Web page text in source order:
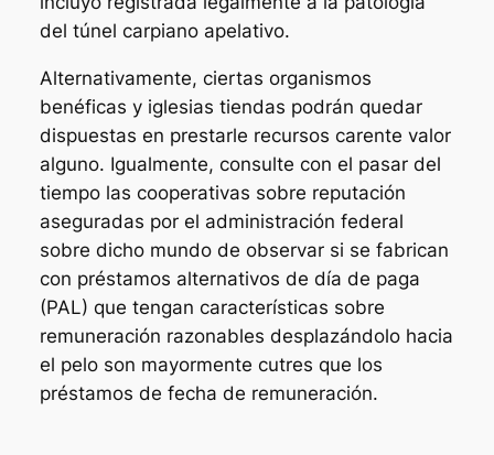
del túnel carpiano apelativo.
Alternativamente, ciertas organismos
benéficas y iglesias tiendas podrán quedar
dispuestas en prestarle recursos carente valor
alguno. Igualmente, consulte con el pasar del
tiempo las cooperativas sobre reputación
aseguradas por el administración federal
sobre dicho mundo de observar si se fabrican
con préstamos alternativos de día de paga
(PAL) que tengan características sobre
remuneración razonables desplazándolo hacia
el pelo son mayormente cutres que los
préstamos de fecha de remuneración.